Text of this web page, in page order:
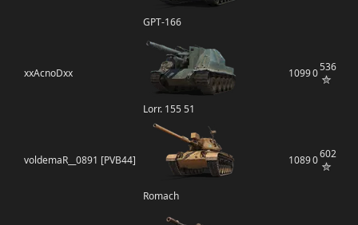
GPT-166
xxAcnoDxx
Lorr. 155 51
10990536
voldemaR__0891 [PVB44]
Romach
10890602